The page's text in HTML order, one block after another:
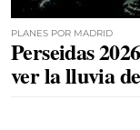
PLANES POR MADRID
Perseidas
ver la lluvia